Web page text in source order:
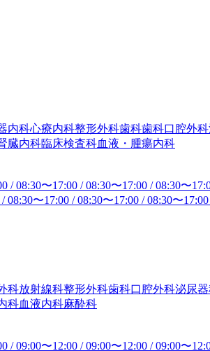
内科心療内科整形外科歯科歯科口腔外科
臓内科臨床検査科血液・腫瘍内科
/08:30〜17:00 /08:30〜17:00 /08:30〜
/08:30〜17:00 /08:30〜17:00 /08:30〜17:00
科放射線科整形外科歯科口腔外科泌尿
科血液内科麻酔科
/09:00〜12:00 /09:00〜12:00 /09:00〜